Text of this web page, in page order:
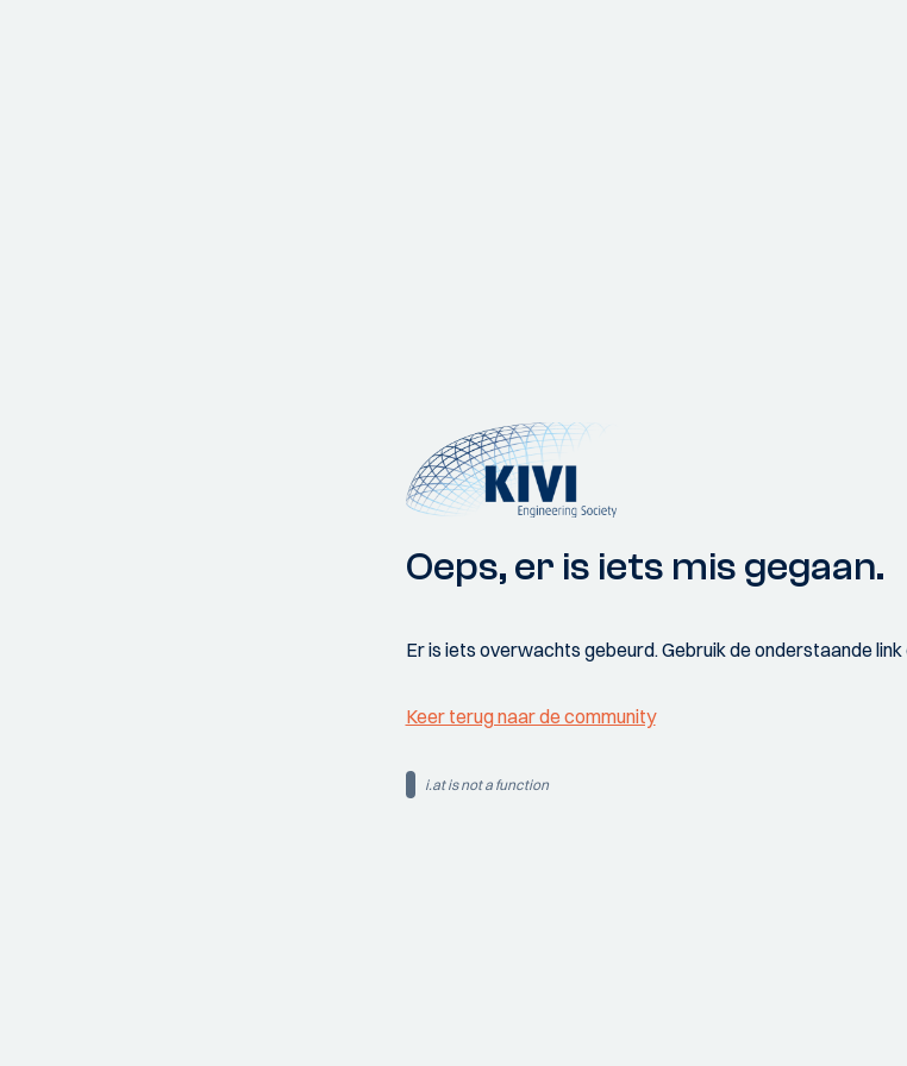
Oeps, er is iets mis gegaan.
Er is iets overwachts gebeurd. Gebruik de onderstaande
Keer terug naar de community
i.at is not a function